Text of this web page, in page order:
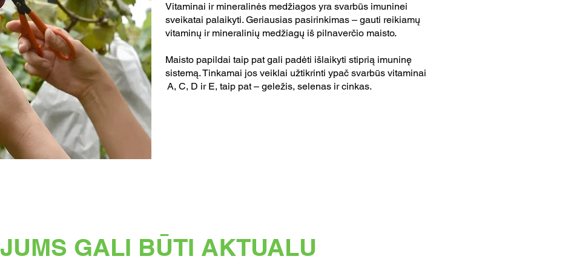
Vitaminai ir mineralinės medžiagos yra svarbūs imuninei
sveikatai palaikyti. Geriausias pasirinkimas – gauti reikiamų
vitaminų ir mineralinių medžiagų iš pilnaverčio maisto.
Maisto papildai taip pat gali padėti išlaikyti stiprią imuninę
sistemą. Tinkamai jos veiklai užtikrinti ypač svarbūs vitaminai
A, C, D ir E, taip pat – geležis, selenas ir cinkas.
JUMS GALI BŪTI AKTUALU